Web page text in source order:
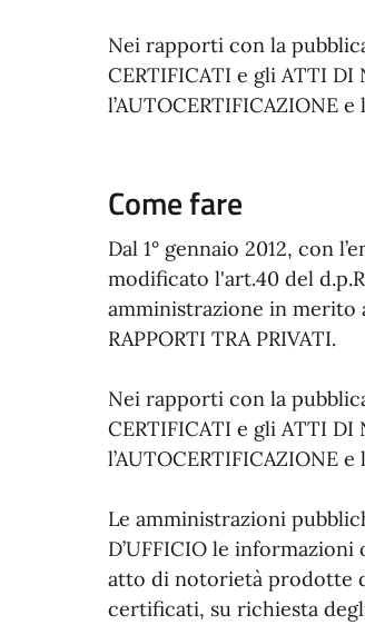
Nei rapporti con la
CERTIFICATI e gli ATTI DI
l’AUTOCERTIFICAZIONE
Come fare
Dal 1° gennaio 2012, con
modificato l'art.40 del
amministrazione in merito
RAPPORTI TRA PRIVATI.
Nei rapporti con la
CERTIFICATI e gli ATTI DI
l’AUTOCERTIFICAZIONE
Le amministrazioni
D’UFFICIO le
atto di notorietà prodotte
certificati, su richiesta